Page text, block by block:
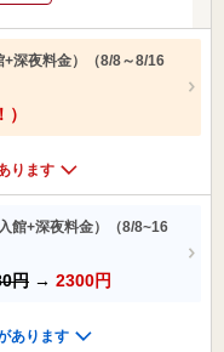
+深夜料金）（8/8～8/16
ります
館+深夜料金）（8/8~16
円 → 2300円
あります